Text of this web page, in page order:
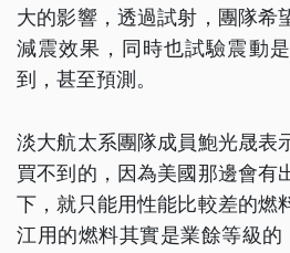
大的影響，透過試射，團隊希
減震效果，同時也試驗震動
到，甚至預測。
淡大航太系團隊成員鮑光晟表
買不到的，因為美國那邊會有
下，就只能用性能比較差的燃
江用的燃料其實是業餘等級